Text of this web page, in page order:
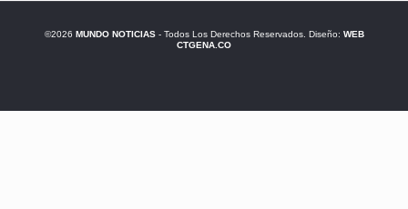
©2026 MUNDO NOTICIAS- Todos Los Derechos Reservados. Diseño: WEB
CTGENA.CO